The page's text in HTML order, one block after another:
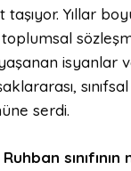
Yıllar
isyanlar
serdi.